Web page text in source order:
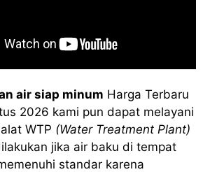
air siap minum Harga Terbaru
2026 kami pun dapat melayani
WTP (Water Treatment Plant)
jika air baku di tempat
standar karena